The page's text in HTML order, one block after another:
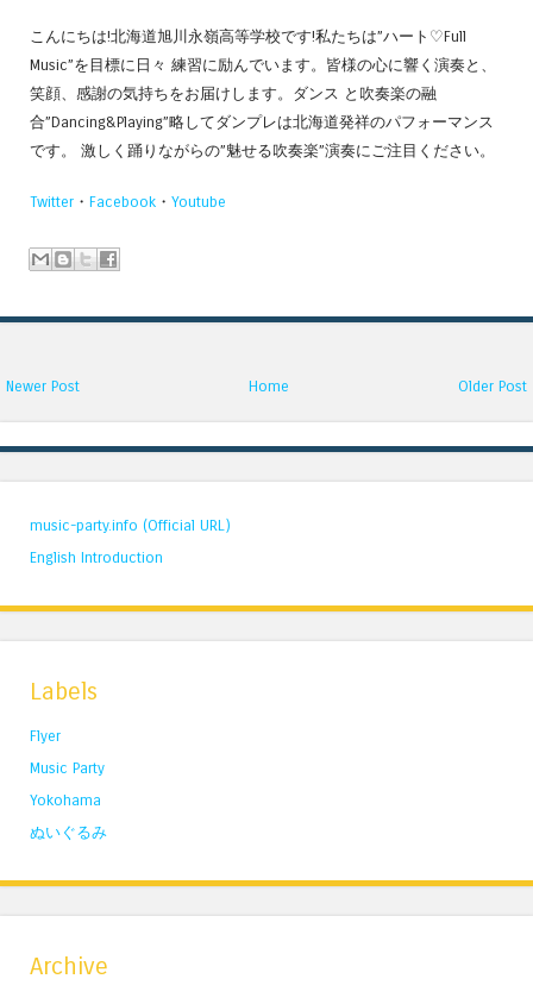
こんにちは!北海道旭川永嶺高等学校です!私たちは”ハート ♡Full
Music”を目標に日々 練習に励んでいます。皆様の心に響く演奏と、
笑顔、感謝の気持ちをお届けします。ダンス と吹奏楽の融
合”Dancing&Playing”略してダンプレは北海道発祥のパフォーマンス
です。 激しく踊りながらの”魅せる吹奏楽”演奏にご注目ください。
Twitter ・ Facebook ・ Youtube
Newer Post Older Post
Home
music-party.info (Official URL)
English Introduction
Labels
Flyer
Music Party
Yokohama
ぬいぐるみ
Archive